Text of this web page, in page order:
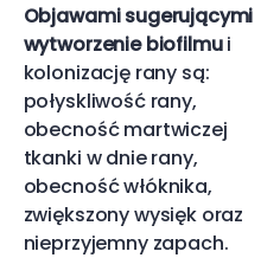
Objawami sugerującymi
wytworzenie biofilmui
kolonizację rany są:
połyskliwość rany,
obecność martwiczej
tkanki w dnie rany,
obecność włóknika,
zwiększony wysięk oraz
nieprzyjemny zapach.